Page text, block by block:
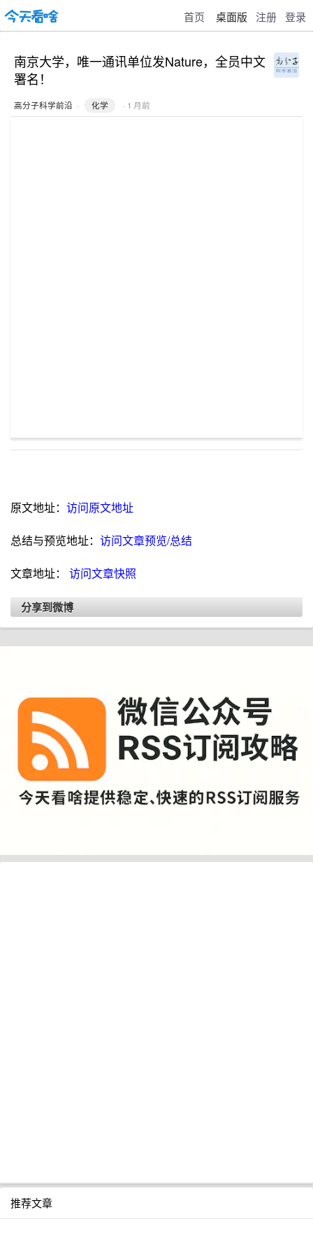
首页 桌面版 注册 登录
南京大学，唯一通讯单位发Nature，全员中文
署名！
高分子科学前沿 · 化学 · 1 月前
原文地址： 访问原文地址
总结与预览地址： 访问文章预览/总结
文章地址： 访问文章快照
分享到微博
推荐文章